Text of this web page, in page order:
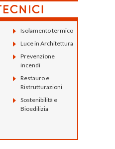
Isolamento termico
Luce in Architettura
Prevenzione
incendi
Restauro e
Ristrutturazioni
Sostenibilità e
Bioedilizia